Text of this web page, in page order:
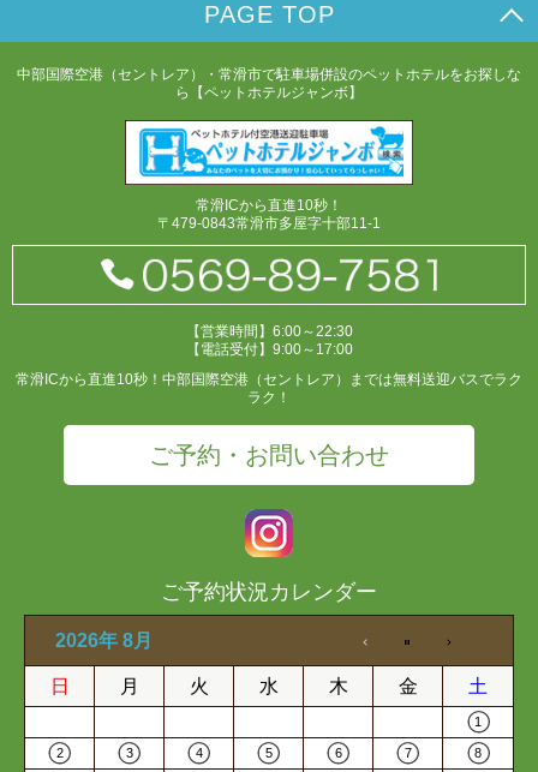
PAGE TOP
中部国際空港（セントレア）・常滑市で駐車場併設のペットホテルをお探しな
ら【ペットホテルジャンボ】
常滑ICから直進10秒！
〒479-0843常滑市多屋字十部11-1
【営業時間】6:00～22:30
【電話受付】9:00～17:00
常滑ICから直進10秒！中部国際空港（セントレア）までは無料送迎バスでラク
ラク！
ご予約・お問い合わせ
ご予約状況カレンダー
2026年 8月
日 月 火 水 木 金 土
1
2 3 4 5 6 7 8